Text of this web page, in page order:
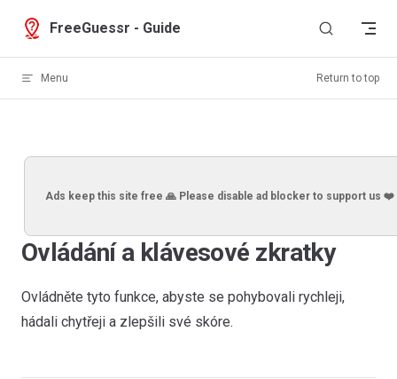
Skip to content
FreeGuessr - Guide
Menu Return to top
Ads keep this site free 🙏 Please disable ad blocker to support us ❤️
Ovládání a klávesové zkratky
Ovládněte tyto funkce, abyste se pohybovali rychleji,
hádali chytřeji a zlepšili své skóre.